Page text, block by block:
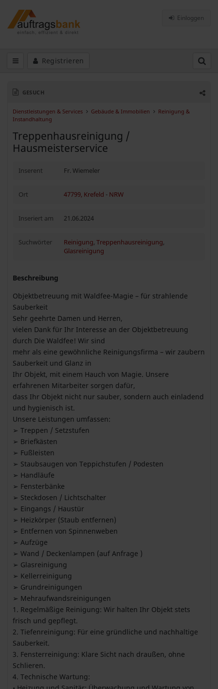
Einloggen
Registrieren
GESUCH
Dienstleistungen & Services Gebäude & Immobilien
Reinigung &
Instandhaltung
Treppenhausreinigung /
Hausmeisterservice
Inserent Fr. Wiemeler
Ort 47799, Krefeld - NRW
Inseriert am 21.06.2024
Suchwörter Reinigung, Treppenhausreinigung,
Glasreinigung
Beschreibung
Objektbetreuung mit Waldfee-Magie – für strahlende
Sauberkeit
Sehr geehrte Damen und Herren,
vielen Dank für Ihr Interesse an der Objektbetreuung
durch Die Waldfee! Wir sind
mehr als eine gewöhnliche Reinigungsfirma – wir zaubern
Sauberkeit und Glanz in
Ihr Objekt, mit einem Hauch von Magie. Unsere
erfahrenen Mitarbeiter sorgen dafür,
dass Ihr Objekt nicht nur sauber, sondern auch einladend
und hygienisch ist.
Unsere Leistungen umfassen:
➢ Treppen / Setzstufen
➢ Briefkästen
➢ Fußleisten
➢ Staubsaugen von Teppichstufen / Podesten
➢ Handläufe
➢ Fensterbänke
➢ Steckdosen / Lichtschalter
➢ Eingangs / Haustür
➢ Heizkörper (Staub entfernen)
➢ Entfernen von Spinnenweben
➢ Aufzüge
➢ Wand / Deckenlampen (auf Anfrage )
➢ Glasreinigung
➢ Kellerreinigung
➢ Grundreinigungen
➢ Mehraufwandsreinigungen
1. Regelmäßige Reinigung: Wir halten Ihr Objekt stets
frisch und gepflegt.
2. Tiefenreinigung: Für eine gründliche und nachhaltige
Sauberkeit.
3. Fensterreinigung: Klare Sicht nach draußen, ohne
Schlieren.
4. Technische Wartung: